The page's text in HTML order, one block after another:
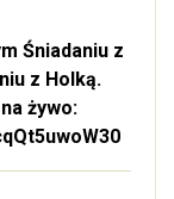
Śniadaniu z
z Holką.
żywo: